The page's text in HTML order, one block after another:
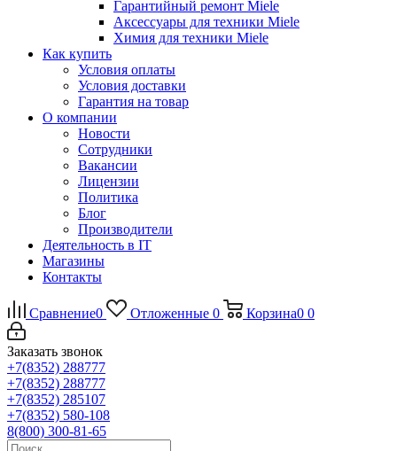
Гарантийный ремонт Miele
Аксессуары для техники Miele
Химия для техники Miele
Как купить
Условия оплаты
Условия доставки
Гарантия на товар
О компании
Новости
Сотрудники
Вакансии
Лицензии
Политика
Блог
Производители
Деятельность в IT
Магазины
Контакты
Сравнение0 Отложенные 0 Корзина0 0
Заказать звонок
+7(8352) 288777
+7(8352) 288777
+7(8352) 285107
+7(8352) 580-108
8(800) 300-81-65